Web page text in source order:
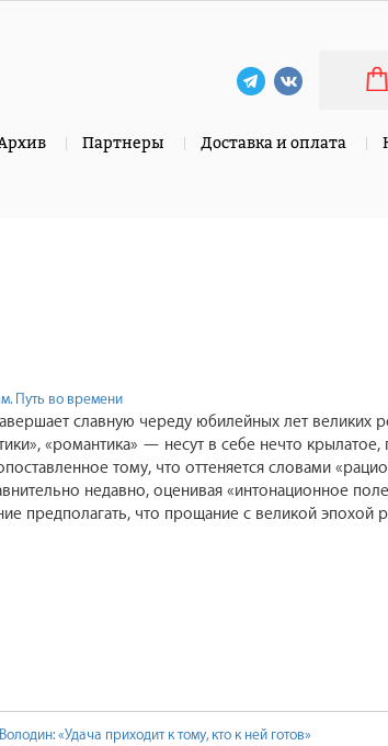
Партнеры Доставка и оплата
Путь во времени
славную череду юбилейных лет
«романтика» — несут в себе нечто
тому, что оттеняется словами
недавно, оценивая «интонационное
предполагать, что прощание с великой эпохой
«Удача приходит к тому, кто к ней готов»